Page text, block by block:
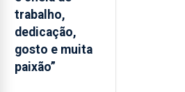
significativo”
da
CPUE
entre
2022
trabalho,
dedicação,
gosto e muita
paixão”